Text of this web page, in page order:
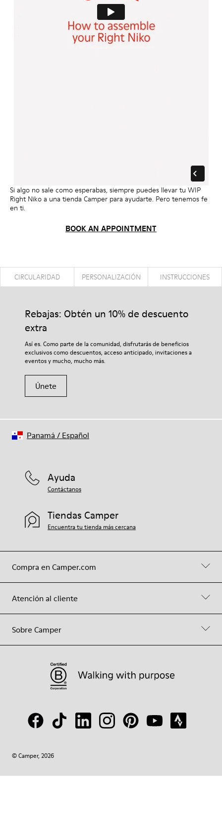
Si algo no sale como esperabas, siempre puedes llevar tu WIP
Right Niko a una tienda Camper para ayudarte. Pero tenemos fe
en ti.
BOOK AN APPOINTMENT
CIRCULARIDAD PERSONALIZACIÓN INSTRUCCIONES
Rebajas: Obtén un 10% de descuento
extra
Así es. Como parte de la comunidad, disfrutarás de beneficios
exclusivos como descuentos, acceso anticipado, invitaciones a
eventos y mucho, mucho más.
Únete
Compra en Camper.com
Atención al cliente
Sobre Camper
Ayuda
Contáctanos
Tiendas Camper
Encuentra tu tienda más cercana
© Camper, 2026
Panamá / Español